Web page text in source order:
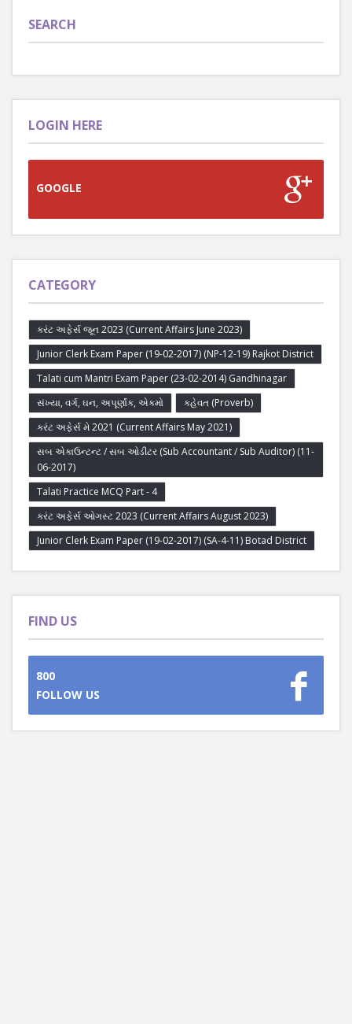
SEARCH
LOGIN HERE
GOOGLE
CATEGORY
કરંટ અફેર્સ જૂન 2023 (Current Affairs June 2023)
Junior Clerk Exam Paper (19-02-2017) (NP-12-19) Rajkot District
Talati cum Mantri Exam Paper (23-02-2014) Gandhinagar
સંખ્યા, વર્ગ, ઘન, અપૂર્ણાંક, એકમો
કહેવત (Proverb)
કરંટ અફેર્સ મે 2021 (Current Affairs May 2021)
સબ એકાઉન્ટન્ટ / સબ ઓડીટર (Sub Accountant / Sub Auditor) (11-
06-2017)
Talati Practice MCQ Part - 4
કરંટ અફેર્સ ઓગસ્ટ 2023 (Current Affairs August 2023)
Junior Clerk Exam Paper (19-02-2017) (SA-4-11) Botad District
FIND US
800
FOLLOW US